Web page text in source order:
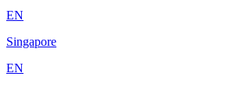
EN
Singapore
EN